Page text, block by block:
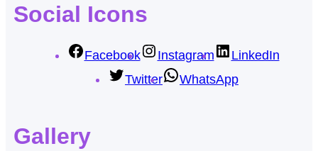
Social Icons
Facebook Instagram
LinkedIn
Twitter
WhatsApp
Gallery